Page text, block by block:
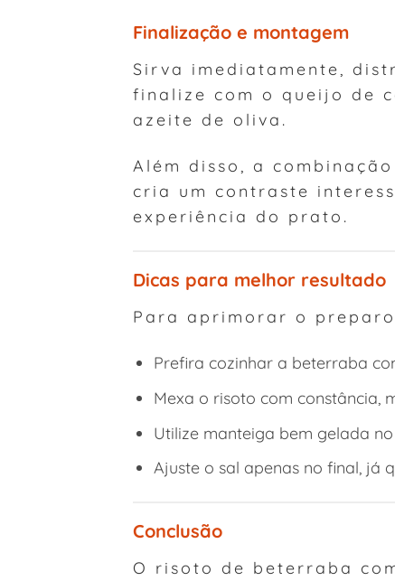
Finalização e montagem
Sirva imediatamente,
finalize com o queijo de
azeite de oliva.
Além disso, a
cria um contraste
experiência do prato.
Dicas para melhor resultado
Para aprimorar o
Prefira cozinhar a beterraba
Mexa o risoto com constância,
Utilize manteiga bem gelada
Ajuste o sal apenas no final, já
Conclusão
O risoto de beterraba